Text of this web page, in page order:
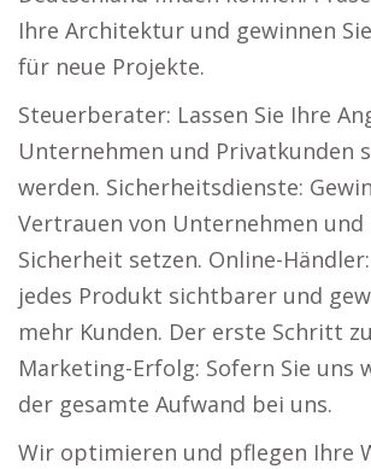
Ihre Architektur und gewinnen
für neue Projekte.
Steuerberater: Lassen Sie Ihre
Unternehmen und Privatkunden
werden. Sicherheitsdienste:
Vertrauen von Unternehmen und
Sicherheit setzen. Online-
jedes Produkt sichtbarer und
mehr Kunden. Der erste Schritt
Marketing-Erfolg: Sofern Sie uns
der gesamte Aufwand bei uns.
Wir optimieren und pflegen Ihre